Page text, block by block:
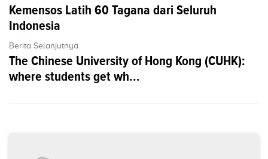
Kemensos Latih 60 Tagana dari Seluruh
Indonesia
Berita Selanjutnya
The Chinese University of Hong Kong (CUHK):
where students get wh...